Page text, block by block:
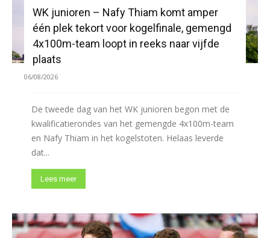
WK junioren – Nafy Thiam komt amper
één plek tekort voor kogelfinale, gemengd
4x100m-team loopt in reeks naar vijfde
plaats
06/08/2026
De tweede dag van het WK junioren begon met de
kwalificatierondes van het gemengde 4x100m-team
en Nafy Thiam in het kogelstoten. Helaas leverde
dat...
Lees meer